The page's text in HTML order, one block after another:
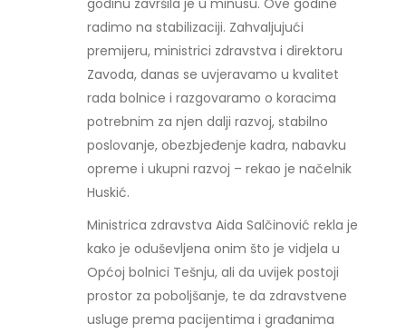
godinu završila je u minusu. Ove godine
radimo na stabilizaciji. Zahvaljujući
premijeru, ministrici zdravstva i direktoru
Zavoda, danas se uvjeravamo u kvalitet
rada bolnice i razgovaramo o koracima
potrebnim za njen dalji razvoj, stabilno
poslovanje, obezbjeđenje kadra, nabavku
opreme i ukupni razvoj – rekao je načelnik
Huskić.
Ministrica zdravstva Aida Salčinović rekla je
kako je oduševljena onim što je vidjela u
Općoj bolnici Tešnju, ali da uvijek postoji
prostor za poboljšanje, te da zdravstvene
usluge prema pacijentima i građanima